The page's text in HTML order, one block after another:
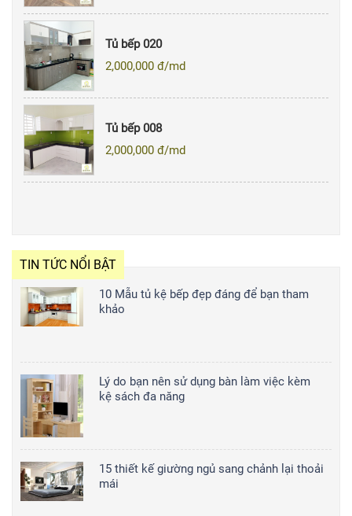
Tủ bếp 020
2,000,000đ/md
Tủ bếp 008
2,000,000đ/md
TIN TỨC NỔI BẬT
10 Mẫu tủ kệ bếp đẹp đáng để bạn tham
khảo
Lý do bạn nên sử dụng bàn làm việc kèm
kệ sách đa năng
15 thiết kế giường ngủ sang chảnh lại thoải
mái